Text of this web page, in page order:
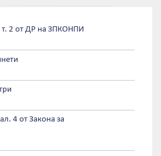
т. 2 от ДР на ЗПКОНПИ
4 от Закона за